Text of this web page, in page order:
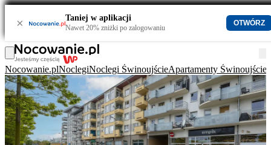
× Taniej w aplikacji
Nawet 20% zniżki po zalogowaniu
OTWÓRZ
Nocowanie.plNoclegiNoclegi ŚwinoujścieApartamenty Świnoujście